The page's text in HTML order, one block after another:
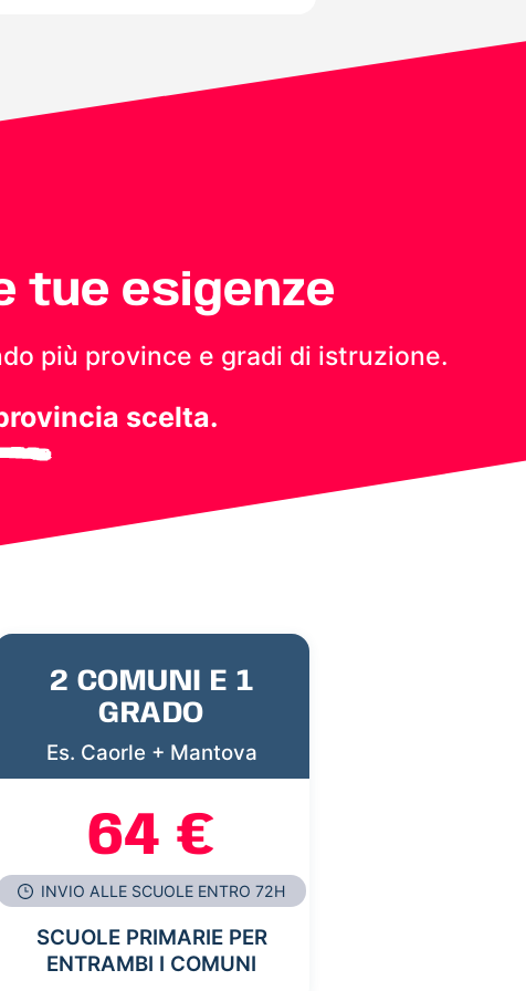
tue esigenze
più province e gradi di istruzione.
scelta.
2 COMUNI E 1
GRADO
Es. Caorle + Mantova
64 €
INVIO ALLE SCUOLE ENTRO 72H
SCUOLE PRIMARIE PER
ENTRAMBI I COMUNI